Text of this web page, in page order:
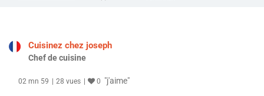
Cuisinez chez joseph
Chef de cuisine
02 mn 59 28 vues 0 "j'aime"